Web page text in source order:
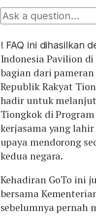
! FAQ ini dihasilkan
Indonesia Pavilion di
bagian dari pameran
Republik Rakyat
hadir untuk
Tiongkok di
kerjasama yang
upaya mendorong
kedua negara.
Kehadiran GoTo ini
bersama
sebelumnya pernah